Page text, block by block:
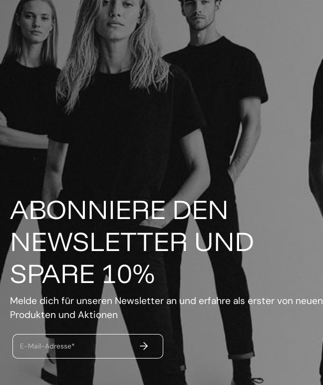
ABONNIERE DEN
NEWSLETTER UND
SPARE 10%
Melde dich für unseren Newsletter an und erfahre als erster von neuen
Produkten und Aktionen
E-Mail-Adresse*